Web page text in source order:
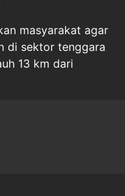
masyarakat agar
di sektor tenggara
13 km dari